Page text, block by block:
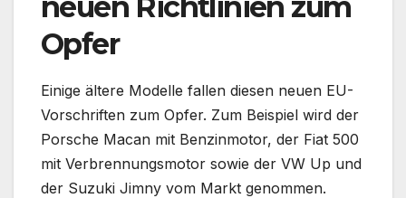
Opfer
Einige ältere Modelle fallen diesen neuen EU-
Vorschriften zum Opfer. Zum Beispiel wird der
Porsche Macan mit Benzinmotor, der Fiat 500
mit Verbrennungsmotor sowie der VW Up und
der Suzuki Jimny vom Markt genommen.